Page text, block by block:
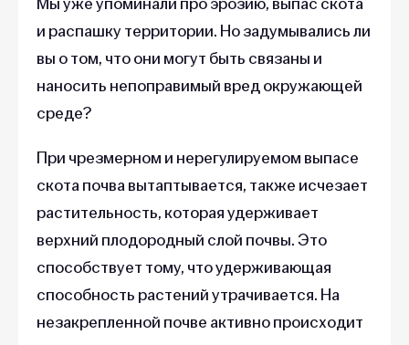
и распашку территории. Но задумывались ли
вы о том, что они могут быть связаны и
наносить непоправимый вред окружающей
среде?
При чрезмерном и нерегулируемом выпасе
скота почва вытаптывается, также исчезает
растительность, которая удерживает
верхний плодородный слой почвы. Это
способствует тому, что удерживающая
способность растений утрачивается. На
незакрепленной почве активно происходит